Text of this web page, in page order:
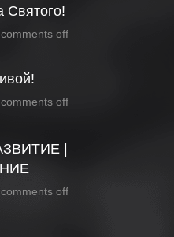
Святого!
comments off
comments off
|
comments off